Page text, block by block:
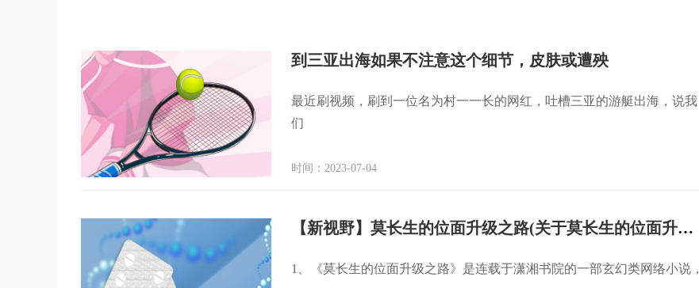
到三亚出海如果不注意这个细节，皮肤或遭殃
最近刷视频，刷到一位名为村一一长的网红，吐槽三亚的游艇出海，说我
们
时间：2023-07-04
【新视野】莫长生的位面升级之路(关于莫长生的位面升级之路的简介)
1、《莫长生的位面升级之路》是连载于潇湘书院的一部玄幻类网络小说，